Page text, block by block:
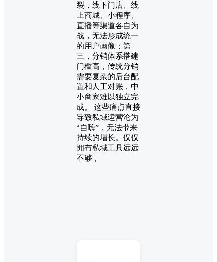
裂，线下门店、线
上商城、小程序、
直播等渠道各自为
战，无法形成统一
的用户画像；第
三，分销体系搭建
门槛高，传统分销
需要复杂的后台配
置和人工对账，中
小商家难以独立完
成。 这些痛点直接
导致私域运营沦为
“自嗨”，无法带来
持续的增长。仅仅
拥有私域工具远远
不够，